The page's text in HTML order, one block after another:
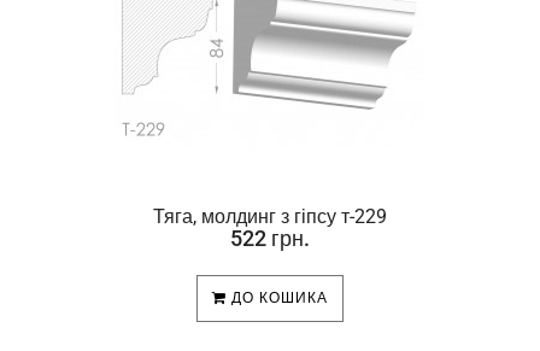
Тяга, молдинг з гіпсу т-229
522 грн.
ДО КОШИКА